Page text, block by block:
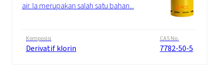
air. Ia merupakan salah satu bahan...
Komposisi
Derivatif klorin
CAS No.
7782-50-5